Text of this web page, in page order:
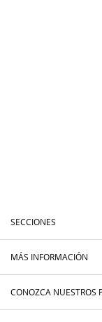
SECCIONES
MÁS INFORMACIÓN
CONOZCA NUESTROS